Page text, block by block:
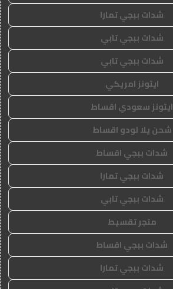
شدات ببجي تمارا
شدات ببجي تابي
شدات ببجي تابي
ايتونز امريكي
ايتونز سعودي اقساط
شحن يلا لودو اقساط
شدات ببجي اقساط
شدات ببجي تمارا
شدات ببجي تابي
متجر تقسيط
شدات ببجي اقساط
شدات ببجي تمارا